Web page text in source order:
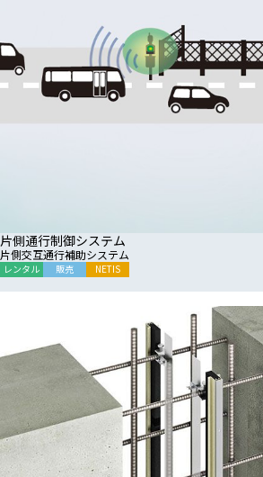
片側通行制御システム
片側交互通行補助システム
レンタル 販売 NETIS